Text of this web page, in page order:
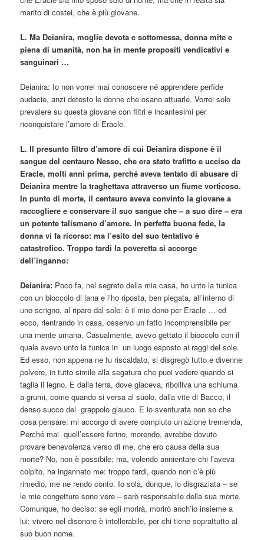
marito di costei, che è più giovane.
L. Ma Deianira, moglie devota e sottomessa, donna mite e
piena di umanità, non ha in mente propositi vendicativi e
sanguinari …
Deianira: Io non vorrei mai conoscere né apprendere perfide
audacie, anzi detesto le donne che osano attuarle. Vorrei solo
prevalere su questa giovane con filtri e incantesimi per
riconquistare l’amore di Eracle.
L. Il presunto filtro d’amore di cui Deianira dispone è il
sangue del centauro Nesso, che era stato trafitto e ucciso da
Eracle, molti anni prima, perché aveva tentato di abusare di
Deianira mentre la traghettava attraverso un fiume vorticoso.
In punto di morte, il centauro aveva convinto la giovane a
raccogliere e conservare il suo sangue che – a suo dire – era
un potente talismano d’amore. In perfetta buona fede, la
donna vi fa ricorso: ma l’esito del suo tentativo è
catastrofico. Troppo tardi la poveretta si accorge
dell’inganno:
Deianira: Poco fa, nel segreto della mia casa, ho unto la tunica
con un bioccolo di lana e l’ho riposta, ben piegata, all’interno di
uno scrigno, al riparo dal sole: è il mio dono per Eracle … ed
ecco, rientrando in casa, osservo un fatto incomprensibile per
una mente umana. Casualmente, avevo gettato il bioccolo con il
quale avevo unto la tunica in un luogo esposto ai raggi del sole.
Ed esso, non appena ne fu riscaldato, si disgregò tutto e divenne
polvere, in tutto simile alla segatura che puoi vedere quando si
taglia il legno. E dalla terra, dove giaceva, ribolliva una schiuma
a grumi, come quando si versa al suolo, dalla vite di Bacco, il
denso succo del grappolo glauco. E io sventurata non so che
cosa pensare: mi accorgo di avere compiuto un’azione tremenda,
Perché mai quell’essere ferino, morendo, avrebbe dovuto
provare benevolenza verso di me, che ero causa della sua
morte? No, non è possibile; ma, volendo annientare chi l’aveva
colpito, ha ingannato me: troppo tardi, quando non c’è più
rimedio, me ne rendo conto. Io sola, dunque, io disgraziata – se
le mie congetture sono vere – sarò responsabile della sua morte.
Comunque, ho deciso: se egli morirà, morirò anch’io insieme a
lui: vivere nel disonore è intollerabile, per chi tiene soprattutto al
suo buon nome.